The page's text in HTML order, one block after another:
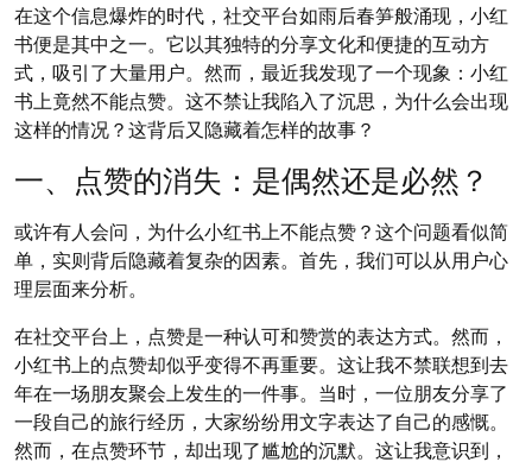
在这个信息爆炸的时代，社交平台如雨后春笋般涌现，小红
书便是其中之一。它以其独特的分享文化和便捷的互动方
式，吸引了大量用户。然而，最近我发现了一个现象：小红
书上竟然不能点赞。这不禁让我陷入了沉思，为什么会出现
这样的情况？这背后又隐藏着怎样的故事？
一、点赞的消失：是偶然还是必然？
或许有人会问，为什么小红书上不能点赞？这个问题看似简
单，实则背后隐藏着复杂的因素。首先，我们可以从用户心
理层面来分析。
在社交平台上，点赞是一种认可和赞赏的表达方式。然而，
小红书上的点赞却似乎变得不再重要。这让我不禁联想到去
年在一场朋友聚会上发生的一件事。当时，一位朋友分享了
一段自己的旅行经历，大家纷纷用文字表达了自己的感慨。
然而，在点赞环节，却出现了尴尬的沉默。这让我意识到，